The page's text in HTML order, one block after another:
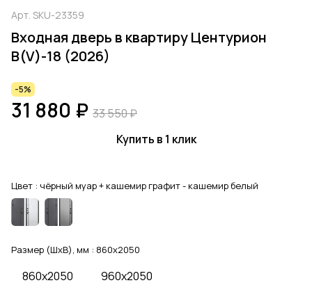
Арт. SKU-23359
Входная дверь в квартиру Центурион
В(V)-18 (2026)
-5%
31 880 ₽ 33 550 ₽
Купить в 1 клик
Цвет : чёрный муар + кашемир графит - кашемир белый
Размер (ШхВ), мм : 860x2050
860x2050 960x2050